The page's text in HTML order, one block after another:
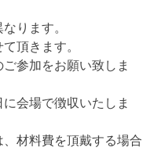
ります。
頂きます。
参加をお願い致しま
会場で徴収いたしま
材料費を頂戴する場合